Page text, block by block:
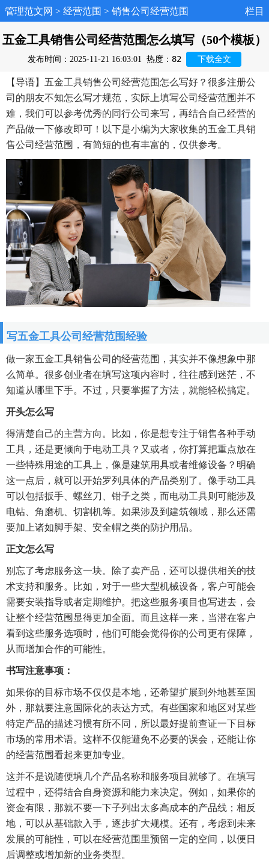
管理范文网 > 经营范围 > 销售公司经营范围 栏目
五金工具销售公司经营范围怎么填写（50个模板）
发布时间：2025-11-21 16:03:01 热度： 82 下载全文
【导语】五金工具销售公司经营范围怎么写好？很多注册公
司的朋友不知怎么写才规范，实际上填写公司经营范围并不
难，我们可以参考优秀的同行公司来写，再结合自己经营的
产品做一下修改即可！以下是小编为大家收集的五金工具销
售公司经营范围，有简短的也有丰富的，仅供参考。
写五金工具公司经营范围经验
做一家五金工具销售公司的经营范围，其实并不像想象中那
么简单。很多创业者在填写这项内容时，往往感到迷茫，不
知道从哪里下手。不过，只要掌握了方法，就能轻松搞定。
开头怎么写
得清楚自己的主营方向。比如，你是想专注于销售各种手动
工具，还是更倾向于电动工具？又或者，你打算把重点放在
一些特殊用途的工具上，像是建筑用具或者维修设备？明确
这一点后，就可以开始罗列具体的产品类别了。像手动工具
可以包括扳手、螺丝刀、钳子之类，而电动工具则可能涉及
电钻、角磨机、切割机等。如果涉及到建筑领域，那么还需
要加上诸如脚手架、安全帽之类的防护用品。
正文怎么写
别忘了考虑服务这一块。除了卖产品，还可以提供相关的技
术支持和服务。比如，对于一些大型机械设备，客户可能会
需要安装指导或者定期维护。把这些服务项目也写进去，会
让整个经营范围显得更加全面。而且这样一来，当潜在客户
看到这些服务选项时，他们可能会觉得你的公司更有保障，
从而增加合作的可能性。
书写注意事项：
如果你的目标市场不仅仅是本地，还希望扩展到外地甚至国
外，那就要注意国际化的表达方式。有些国家和地区对某些
特定产品的描述习惯有所不同，所以最好提前查证一下目标
市场的常用术语。这样不仅能避免不必要的误会，还能让你
的经营范围看起来更加专业。
这并不是说随便填几个产品名称和服务项目就够了。在填写
过程中，还得结合自身资源和能力来决定。例如，如果你的
资金有限，那就不要一下子列出太多高成本的产品线；相反
地，可以从基础款入手，逐步扩大规模。还有，考虑到未来
发展的可能性，可以在经营范围里预留一定的空间，以便日
后调整或增加新的业务类型。